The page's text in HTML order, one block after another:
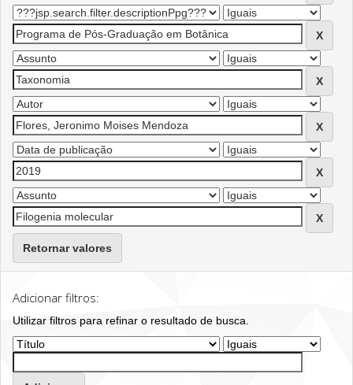
Retornar valores
Adicionar filtros:
Utilizar filtros para refinar o resultado de busca.